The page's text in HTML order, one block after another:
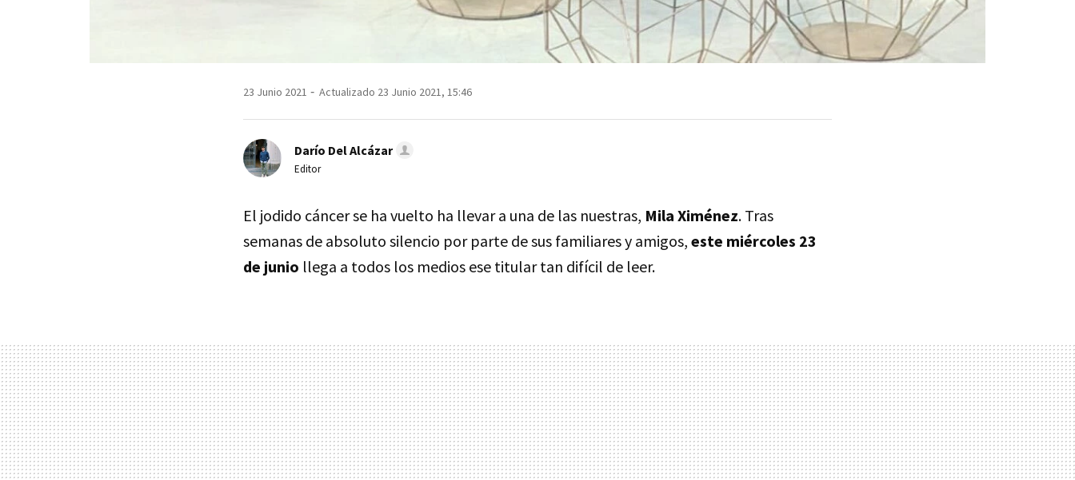
23 Junio 2021 Actualizado 23 Junio 2021, 15:46
Darío Del Alcázar
Editor
El jodido cáncer se ha vuelto ha llevar a una de las nuestras, Mila Ximénez. Tras
semanas de absoluto silencio por parte de sus familiares y amigos, este miércoles 23
de junio llega a todos los medios ese titular tan difícil de leer.